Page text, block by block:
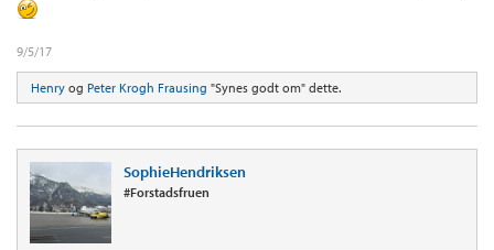
9/5/17
Henry og Peter Krogh Frausing "Synes godt om" dette.
SophieHendriksen
#Forstadsfruen